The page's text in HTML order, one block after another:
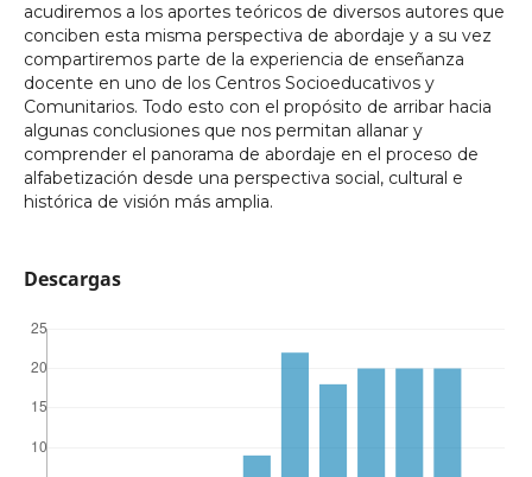
acudiremos a los aportes teóricos de diversos autores que
conciben esta misma perspectiva de abordaje y a su vez
compartiremos parte de la experiencia de enseñanza
docente en uno de los Centros Socioeducativos y
Comunitarios. Todo esto con el propósito de arribar hacia
algunas conclusiones que nos permitan allanar y
comprender el panorama de abordaje en el proceso de
alfabetización desde una perspectiva social, cultural e
histórica de visión más amplia.
Descargas